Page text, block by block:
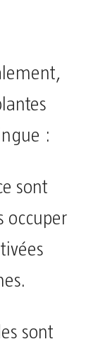
:
sont
occuper
sont